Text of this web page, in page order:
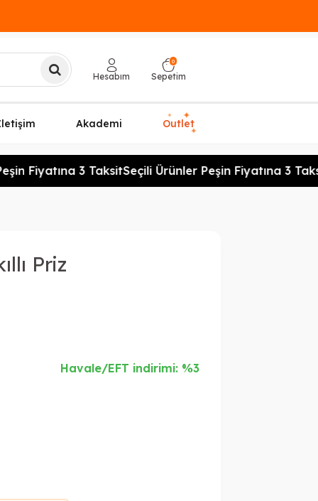
Hesabım
0
Sepetim
Akademi Outlet
✦ ✦
✦
Fiyatına 3 TaksitSeçili Ürünler Peşin Fiyatına 3
Priz
Havale/EFT indirimi: %3